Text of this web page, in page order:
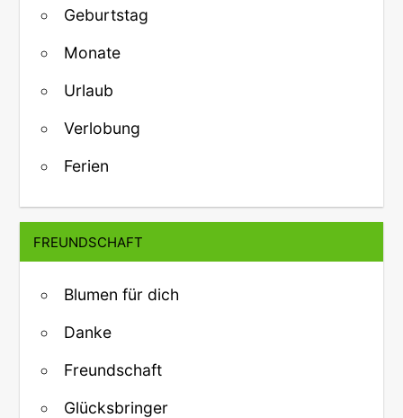
Geburtstag
Monate
Urlaub
Verlobung
Ferien
FREUNDSCHAFT
Blumen für dich
Danke
Freundschaft
Glücksbringer